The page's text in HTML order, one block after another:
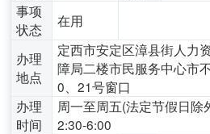
事项
状态
在用
办理
地点
定西市安定区漳县街人力
障局二楼市民服务中心市
0、21号窗口
办理
时间
周一至周五(法定节假日除
2:30-6:00